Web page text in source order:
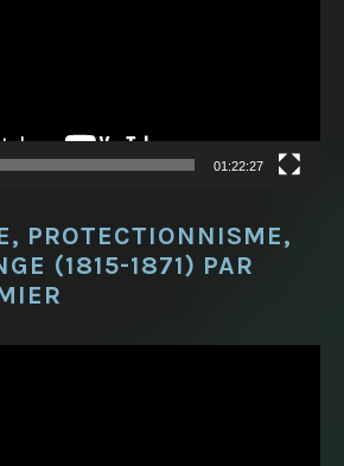
01:22:27
PROTECTIONNISME,
(1815-1871) PAR